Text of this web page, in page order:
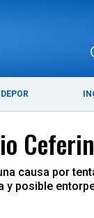
causa por
y posible